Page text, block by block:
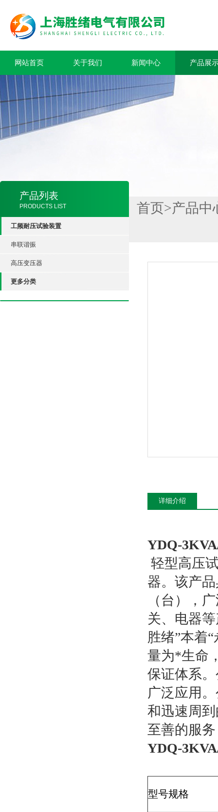
网站首页 关于我们 新闻中心 产品展
产品列表
PRODUCTS LIST
工频耐压试验装置
串联谐振
高压变压器
更多分类
首页>产品中
详细介绍
YDQ-
轻型高压
器。该产
（台），
关、电器
胜绪”本着
量为*生命
保证体系
广泛应用
和迅速周
至善的服
YDQ-
型号规格